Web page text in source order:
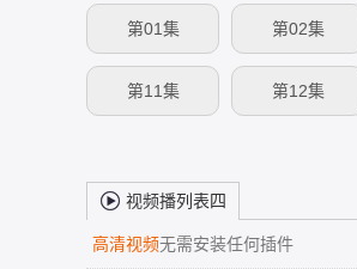
第01集 第02集
第11集 第12集
视频播列表四
高清视频无需安装任何插件